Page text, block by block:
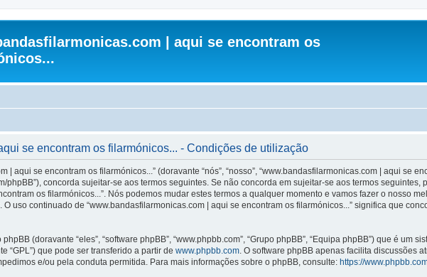
| aqui se encontram os
se encontram os filarmónicos... - Condições de utilização
| aqui se encontram os filarmónicos...” (doravante “nós”, “nosso”, “www.bandasfilarmonicas.com | aqui se
phpBB”), concorda sujeitar-se aos termos seguintes. Se não concorda em sujeitar-se aos termos seguintes,
os filarmónicos...”. Nós podemos mudar estes termos a qualquer momento e vamos fazer o nosso
uso continuado de “www.bandasfilarmonicas.com | aqui se encontram os filarmónicos...” significa que
(doravante “eles”, “software phpBB”, “www.phpbb.com”, “Grupo phpBB”, “Equipa phpBB”) que é um
“GPL”) que pode ser transferido a partir de www.phpbb.com . O software phpBB apenas facilita discussões
e/ou pela conduta permitida. Para mais informações sobre o phpBB, consulte: https://